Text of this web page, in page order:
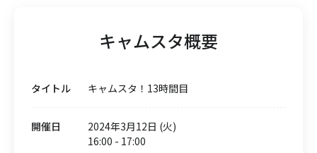
キャムスタ概要
タイトル キャムスタ！13時間目
開催日
2024年3月12日 (火)
16:00 - 17:00